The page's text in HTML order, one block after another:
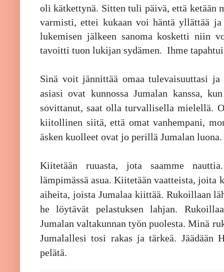
oli kätkettynä. Sitten tuli päivä, että ketään
varmisti, ettei kukaan voi häntä yllättää
lukemisen jälkeen sanoma kosketti niin
tavoitti tuon lukijan sydämen. Ihme
Sinä voit jännittää omaa tulevaisuuttasi
asiasi ovat kunnossa Jumalan kanssa,
sovittanut, saat olla turvallisella mielellä.
kiitollinen siitä, että omat vanhempani,
äsken kuolleet ovat jo perillä Jumalan
Kiitetään ruuasta, jota saamme
lämpimässä asua. Kiitetään vaatteista, joita
aiheita, joista Jumalaa kiittää. Rukoillaan
he löytävät pelastuksen lahjan.
Jumalan valtakunnan työn puolesta. Minä
Jumalallesi tosi rakas ja tärkeä. Jäädään
pelätä.